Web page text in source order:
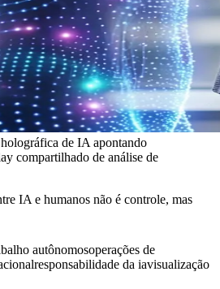
de IA apontando
compartilhado de análise de
IA e humanos não é controle, mas
autônomosoperações de
responsabilidade da iavisualização